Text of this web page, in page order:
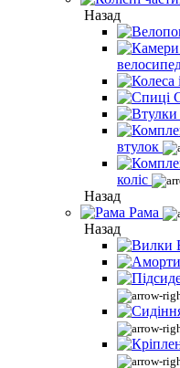
Назад
втулок
коліс
Назад
Рама
Назад